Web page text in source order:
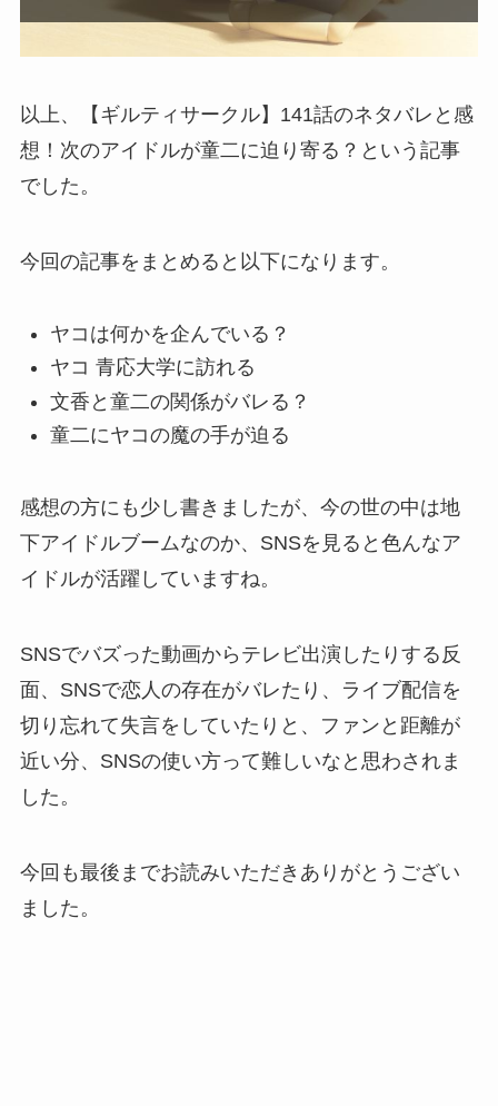
以上、【ギルティサークル】141話のネタバレと感
想！次のアイドルが童二に迫り寄る？という記事
でした。
今回の記事をまとめると以下になります。
ヤコは何かを企んでいる？
ヤコ 青応大学に訪れる
文香と童二の関係がバレる？
童二にヤコの魔の手が迫る
感想の方にも少し書きましたが、今の世の中は地
下アイドルブームなのか、SNSを見ると色んなア
イドルが活躍していますね。
SNSでバズった動画からテレビ出演したりする反
面、SNSで恋人の存在がバレたり、ライブ配信を
切り忘れて失言をしていたりと、ファンと距離が
近い分、SNSの使い方って難しいなと思わされま
した。
今回も最後までお読みいただきありがとうござい
ました。